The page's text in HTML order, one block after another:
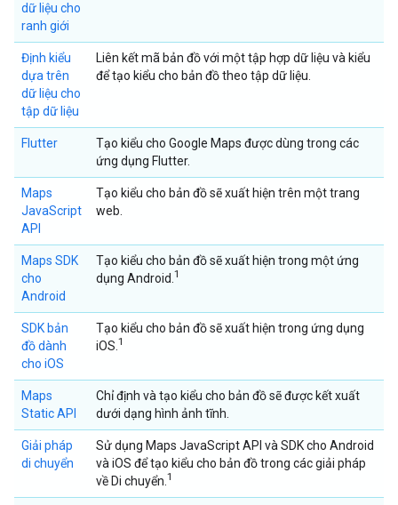
dữ liệu cho
ranh giới
Định kiểu
dựa trên
dữ liệu cho
tập dữ liệu
Liên kết mã bản đồ với một tập hợp dữ liệu và kiểu
để tạo kiểu cho bản đồ theo tập dữ liệu.
Flutter
Tạo kiểu cho Google Maps được dùng trong các
ứng dụng Flutter.
Maps
JavaScript
API
Tạo kiểu cho bản đồ sẽ xuất hiện trên một trang
web.
Maps SDK
cho
Android
Tạo kiểu cho bản đồ sẽ xuất hiện trong một ứng
dụng Android. 1
SDK bản
đồ dành
cho iOS
Tạo kiểu cho bản đồ sẽ xuất hiện trong ứng dụng
iOS. 1
Maps
Static API
Chỉ định và tạo kiểu cho bản đồ sẽ được kết xuất
dưới dạng hình ảnh tĩnh.
Giải pháp
di chuyển
Sử dụng Maps JavaScript API và SDK cho Android
và iOS để tạo kiểu cho bản đồ trong các giải pháp
về Di chuyển. 1